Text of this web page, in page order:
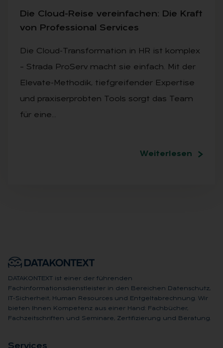
Die Cloud-Rei­se ver­ein­fa­chen: Die Kraft
von Pro­fes­sio­nal Ser­vices
Die Cloud-Transformation in HR ist komplex
– Strada ProServ macht sie einfach. Mit der
Elevate-Methodik, tiefgreifender Expertise
und praxiserprobten Tools sorgt das Team
für eine…
Weiterlesen
DATAKONTEXT ist einer der führenden
Fachinformationsdienstleister in den Bereichen Datenschutz,
IT-Sicherheit, Human Resources und Entgeltabrechnung. Wir
bieten Ihnen Kompetenz aus einer Hand: Fachbücher,
Fachzeitschriften und Seminare, Zertifizierung und Beratung.
Ser­vices